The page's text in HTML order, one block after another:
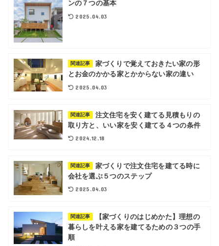
ンの７つの基本
2025.04.03
関連記事
家づくりで覚えておきたい家の形
とお金のかかる家とかからない家の違い
2025.04.03
関連記事
注文住宅を安く建てる見積もりの
取り方と、いい家を安く建てる４つの条件
2024.12.18
関連記事
家づくりで注文住宅を建てる時に
会社を選ぶ５つのステップ
2025.04.03
関連記事
【家づくりのはじめかた】理想の
暮らしを叶える家を建てるための３つの手
順